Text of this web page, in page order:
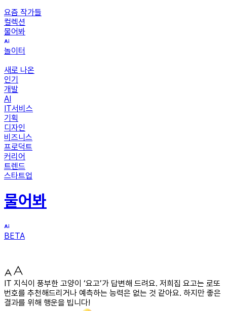
요즘 작가들
컬렉션
물어봐
놀이터
새로 나온
인기
개발
AI
IT서비스
기획
디자인
비즈니스
프로덕트
커리어
트렌드
스타트업
물어봐
BETA
IT 지식이 풍부한 고양이 ‘요고’가 답변해 드려요. 저희집 요고는 로또
번호를 추천해드리거나 예측하는 능력은 없는 것 같아요. 하지만 좋은
결과를 위해 행운을 빕니다!